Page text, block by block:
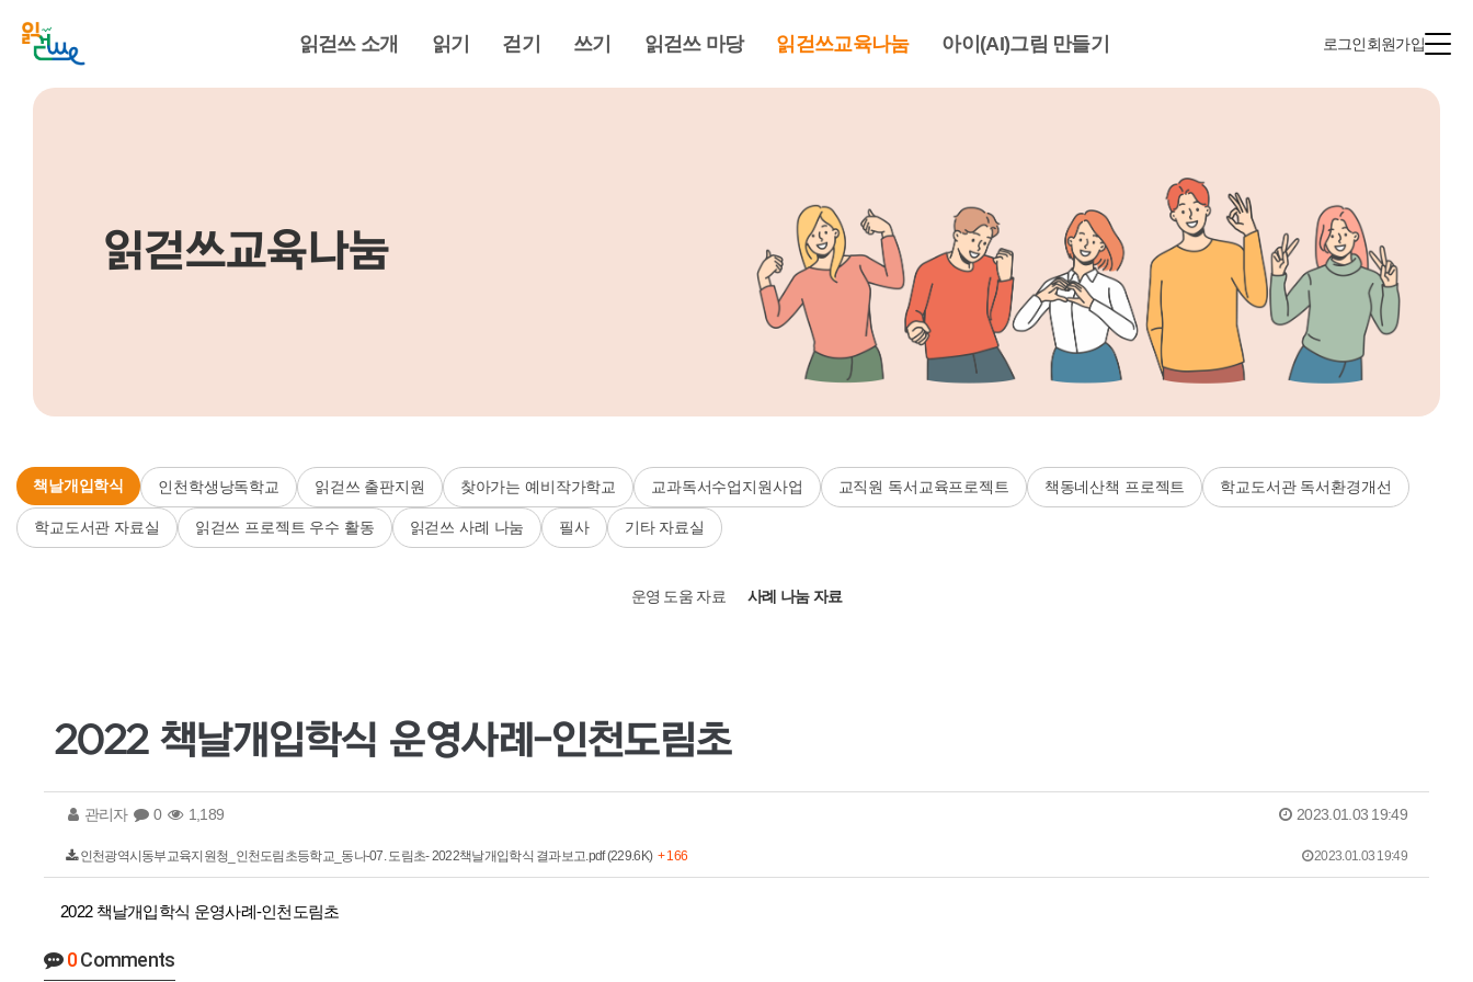
읽걷쓰 소개 읽기 걷기 쓰기 읽걷쓰 마당 읽걷쓰교육나눔 아이(AI)그림 만들기 로그인회원가입
읽걷쓰교육나눔
책날개입학식 인천학생낭독학교 읽걷쓰 출판지원 찾아가는 예비작가학교 교과독서수업지원사업 교직원 독서교육프로젝트 책동네산책 프로젝트 학교도서관 독서환경개선
학교도서관 자료실 읽걷쓰 프로젝트 우수 활동 읽걷쓰 사례 나눔 필사 기타 자료실
운영 도움 자료 사례 나눔 자료
2022 책날개입학식 운영사례-인천도림초
관리자 0 1,189 2023.01.03 19:49
2023.01.03 19:49
인천광역시동부교육지원청_인천도림초등학교_동나-07. 도림초- 2022책날개입학식 결과보고.pdf (229.6K) + 166
2022 책날개입학식 운영사례-인천도림초
0Comments